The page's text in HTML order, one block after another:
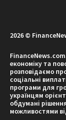
2026 ©
економіку та
розповідаємо
соціальні
програми для
українцям
обдумані
можливостями